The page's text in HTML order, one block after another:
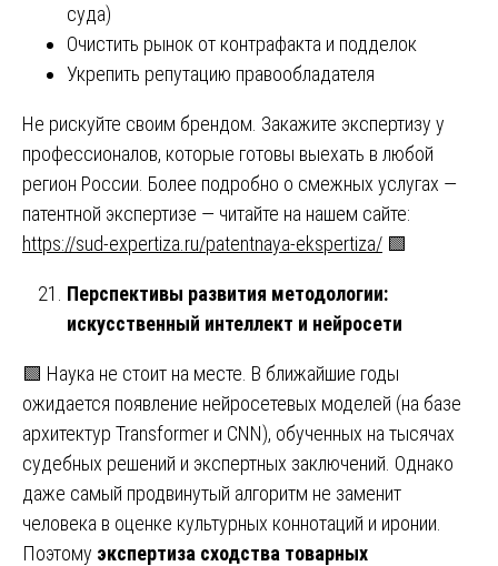
суда)
Очистить рынок от контрафакта и подделок
Укрепить репутацию правообладателя
Не рискуйте своим брендом. Закажите экспертизу у
профессионалов, которые готовы выехать в любой
регион России. Более подробно о смежных услугах —
патентной экспертизе — читайте на нашем сайте:
https://sud-expertiza.ru/patentnaya-ekspertiza/ 🟩
Перспективы развития методологии:
искусственный интеллект и нейросети
🟩 Наука не стоит на месте. В ближайшие годы
ожидается появление нейросетевых моделей (на базе
архитектур Transformer и CNN), обученных на тысячах
судебных решений и экспертных заключений. Однако
даже самый продвинутый алгоритм не заменит
человека в оценке культурных коннотаций и иронии.
Поэтому экспертиза сходства товарных